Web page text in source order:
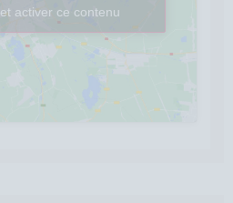
activer ce contenu